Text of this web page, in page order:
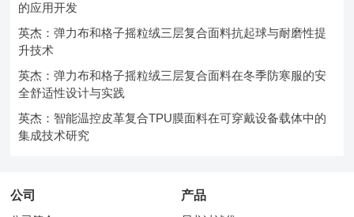
的应用开发
英杰：弹力布和格子摇粒绒三层复合面料抗起球与耐磨性提
升技术
英杰：弹力布和格子摇粒绒三层复合面料在冬季防寒服的安
全舒适性设计与实践
英杰：智能温控皮革复合TPU膜面料在可穿戴设备载体中的
集成技术研究
公司 产品